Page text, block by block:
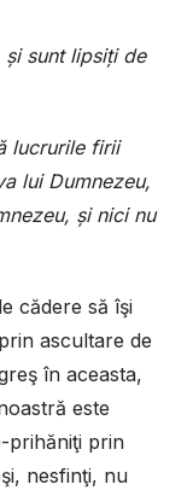
sunt lipsiţi de
lucrurile firii
lui Dumnezeu,
şi nici nu
cădere să îşi
ascultare de
în aceasta,
este
prihăniţi prin
nesfinţi, nu